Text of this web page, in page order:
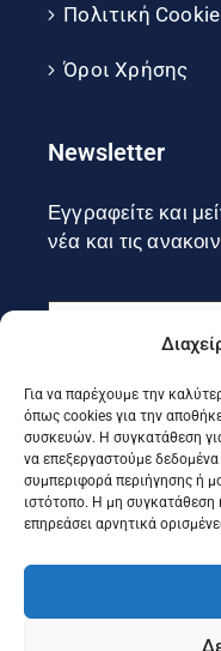
Για να παρέχουμε την
όπως cookies για την
συσκευών. Η συγκατάθεση
να επεξεργαστούμε
συμπεριφορά περιήγησης ή
ιστότοπο. Η μη συγκατάθεση
επηρεάσει αρνητικά
Πολιτική
Όροι Χρήσης
Newsletter
Εγγραφείτε και
νέα και τις
Εγγραφή
Ακολουθήστε μας